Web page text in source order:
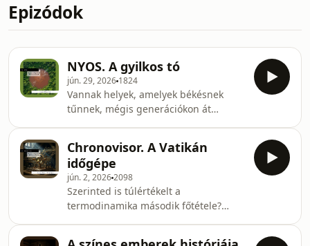
Epizódok
NYOS. A gyilkos tó
jún. 29, 2026 1824
Vannak helyek, amelyek békésnek
tűnnek, mégis generációkon át
emberek megfigyeltek, de
megmagyarázni nem tudtak…A
legijesztőbb dolgok néha teljesen
láthatatlanok. Nincs hangjuk. Nincs
alakjuk. Nem lehet velük alkudozni
vagy előlük elfutni. Csak akkor veszed
észre őket, amikor már túl
Chronovisor. A Vatikán
időgépe
jún. 2, 20262098
Szerinted is túlértékelt a
termodinamika második főtétele?